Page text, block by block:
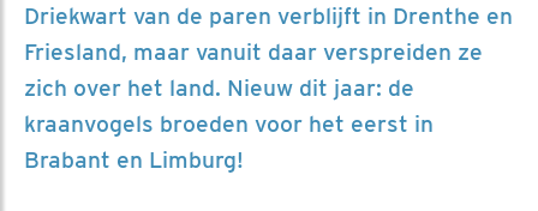
Driekwart van de paren verblijft in Drenthe en
Friesland, maar vanuit daar verspreiden ze
zich over het land. Nieuw dit jaar: de
kraanvogels broeden voor het eerst in
Brabant en Limburg!